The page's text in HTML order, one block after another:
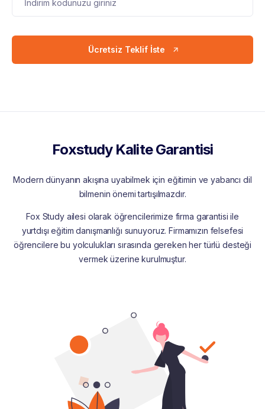
Ücretsiz Teklif İste
Foxstudy Kalite Garantisi
Modern dünyanın akışına uyabilmek için eğitimin ve yabancı dil
bilmenin önemi tartışılmazdır.
Fox Study ailesi olarak öğrencilerimize firma garantisi ile
yurtdışı eğitim danışmanlığı sunuyoruz. Firmamızın felsefesi
öğrencilere bu yolculukları sırasında gereken her türlü desteği
vermek üzerine kurulmuştur.